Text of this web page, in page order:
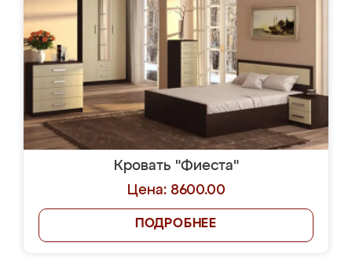
Кровать "Фиеста"
Цена: 8600.00
ПОДРОБНЕЕ